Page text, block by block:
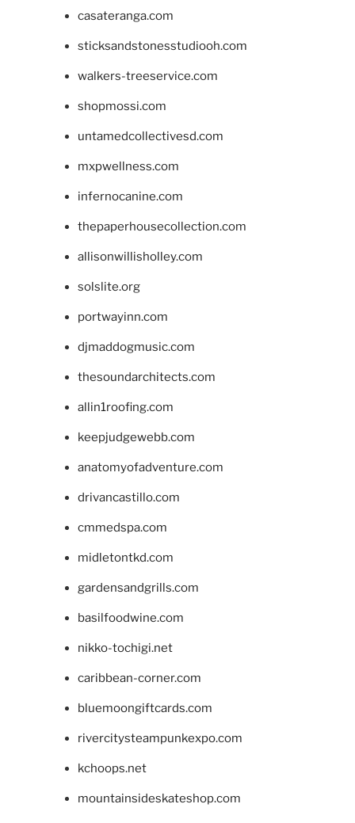
casateranga.com
sticksandstonesstudiooh.com
walkers-treeservice.com
shopmossi.com
untamedcollectivesd.com
mxpwellness.com
infernocanine.com
thepaperhousecollection.com
allisonwillisholley.com
solslite.org
portwayinn.com
djmaddogmusic.com
thesoundarchitects.com
allin1roofing.com
keepjudgewebb.com
anatomyofadventure.com
drivancastillo.com
cmmedspa.com
midletontkd.com
gardensandgrills.com
basilfoodwine.com
nikko-tochigi.net
caribbean-corner.com
bluemoongiftcards.com
rivercitysteampunkexpo.com
kchoops.net
mountainsideskateshop.com